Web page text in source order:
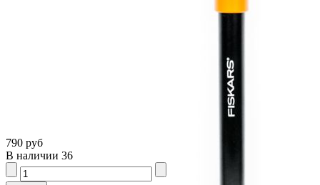
790 руб
В наличии 36